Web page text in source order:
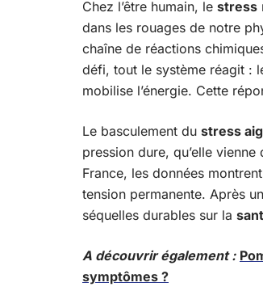
Chez l’être humain, le stress
dans les rouages de notre
chaîne de réactions
défi, tout le système réagit :
mobilise l’énergie. Cette
Le basculement du stress
pression dure, qu’elle
France, les données
tension permanente. Après
séquelles durables sur la
A découvrir également :
symptômes ?